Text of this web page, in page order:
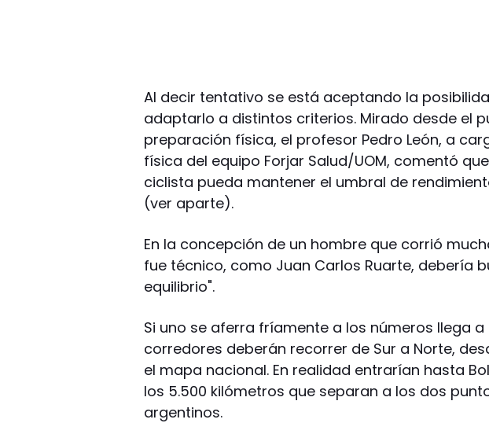
Al decir tentativo se está aceptando la
adaptarlo a distintos criterios. Mirado desde el
preparación física, el profesor Pedro León, a
física del equipo Forjar Salud/UOM, comentó
ciclista pueda mantener el umbral de
(ver aparte).
En la concepción de un hombre que corrió
fue técnico, como Juan Carlos Ruarte, debería
equilibrio".
Si uno se aferra fríamente a los números llega
corredores deberán recorrer de Sur a Norte,
el mapa nacional. En realidad entrarían hasta
los 5.500 kilómetros que separan a los dos
argentinos.